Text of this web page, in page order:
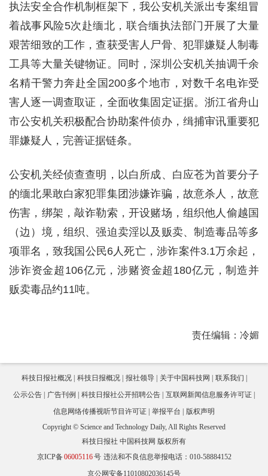
执法安全合作机制框架下，我公安机关派出专案组冒
着战事风险5次赴缅北，联合缅执法部门开展了大量
艰苦细致的工作，查获受害人尸骨、犯罪嫌疑人制毒
工具等大量关键物证。同时，深圳公安机关抽调千余
名精干警力奔赴全国200多个地市，对数千名电诈受
害人逐一调查取证，全面收集固定证据。浙江省舟山
市公安机关积极配合协助案件侦办，缉捕审讯重要犯
罪嫌疑人，完善证据链条。
公安机关经侦查查明，以白所成、白应苍为首要分子
的缅北果敢白家犯罪集团涉嫌诈骗，故意杀人，故意
伤害，绑架，敲诈勒索，开设赌场，组织他人偷越国
（边）境，组织、强迫卖淫以及贩卖、制造毒品等多
项罪名，致我国公民6人死亡，涉诈案件3.1万余起，
涉诈资金超106亿元，涉赌资金超180亿元，制造并
贩卖毒品约11吨。
责任编辑：冷媚
科技日报社概况 科技日报概况 报社领导 关于中国科技网
联系我们
公示公告
广告刊例 科技日报社公开招聘公告
互联网新闻信息服务许可证
信息网络传播视听节目许可证
举报平台
版权声明
Copyright © Science and Technology Daily, All Rights Reserved
科技日报社 中国科技网 版权所有
京ICP备06005116号 违法和不良信息举报电话：010-58884152
京公网安备11010802036145号